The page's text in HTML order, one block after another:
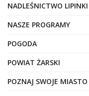
NADLEŚNICTWO LIPINKI
NASZE PROGRAMY
POGODA
POWIAT ŻARSKI
POZNAJ SWOJE MIASTO